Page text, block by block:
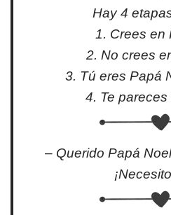
Hay 4
1. Crees en
2. No crees
3. Tú eres Papá
4. Te
– Querido Papá